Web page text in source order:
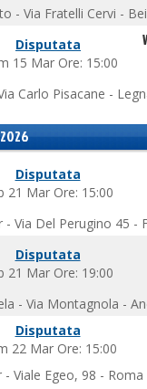
- Via Fratelli Cervi -
Disputata
15 Mar Ore: 15:00
Carlo Pisacane -
Disputata
21 Mar Ore: 15:00
- Via Del Perugino 45 -
Disputata
21 Mar Ore: 19:00
- Via Montagnola -
Disputata
22 Mar Ore: 15:00
- Viale Egeo, 98 - Roma